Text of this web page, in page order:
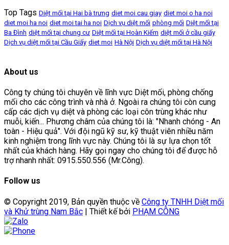
Top Tags Diệt mối tại Hai bà trưng diet moi cau giay diet moi o ha noi
diet moi ha noi diet moi tai ha noi Dịch vụ diệt mối phòng mối Diệt mối tại
Ba Đình diệt mối tại chung cư Diệt mối tại Hoàn Kiếm diệt mối ở cầu giấy
Dịch vụ diệt mối tại Cầu Giấy diet moi Hà Nội Dịch vụ diệt mối tại Hà Nội
About us
Công ty chúng tôi chuyên về lĩnh vực Diệt mối, phòng chống
mối cho các công trình và nhà ở. Ngoài ra chúng tôi còn cung
cấp các dịch vụ diệt và phòng các loại côn trùng khác như
muỗi, kiến... Phương châm của chúng tôi là: "Nhanh chóng - An
toàn - Hiệu quả". Với đội ngũ kỹ sư, kỹ thuật viên nhiều năm
kinh nghiệm trong lĩnh vực này. Chúng tôi là sự lựa chọn tốt
nhất của khách hàng. Hãy gọi ngay cho chúng tôi để được hỗ
trợ nhanh nhất: 0915.550.556 (Mr.Công).
Follow us
© Copyright 2019, Bản quyền thuộc về Công ty TNHH Diệt mối
và Khử trùng Nam Bắc | Thiết kế bởi PHẠM CÔNG